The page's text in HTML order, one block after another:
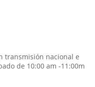
transmisión nacional e
de 10:00 am -11:00m